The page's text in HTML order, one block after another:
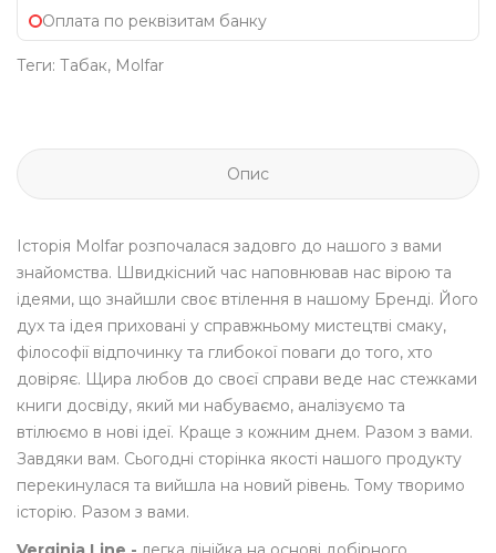
Оплата по реквізитам банку
Теги: Табак, Molfar
Опис
Історія Molfar розпочалася задовго до нашого з вами
знайомства. Швидкісний час наповнював нас вірою та
ідеями, що знайшли своє втілення в нашому Бренді. Його
дух та ідея приховані у справжньому мистецтві смаку,
філософії відпочинку та глибокої поваги до того, хто
довіряє. Щира любов до своєї справи веде нас стежками
книги досвіду, який ми набуваємо, аналізуємо та
втілюємо в нові ідеї. Краще з кожним днем. Разом з вами.
Завдяки вам. Сьогодні сторінка якості нашого продукту
перекинулася та вийшла на новий рівень. Тому творимо
історію. Разом з вами.